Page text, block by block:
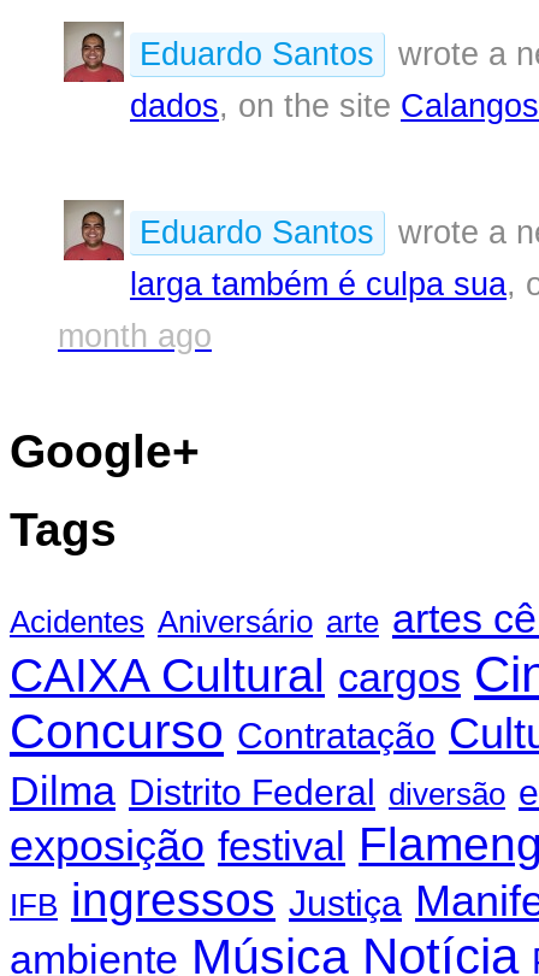
Eduardo Santos
wrote a
dados, on the site
Eduardo Santos
wrote a
larga também é culpa sua,
month ago
Google+
Tags
Acidentes Aniversário arte artes
CAIXA Cultural cargos
Concurso Contratação
Dilma Distrito Federal diversão
exposição festival
IFB ingressos Justiça
ambiente Música Notícia